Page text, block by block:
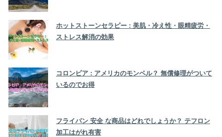
ホットストーンセラピー : 美肌・冷え性・眼精疲労・
ストレス解消の効果
コロンビア : アメリカのモンベル？ 無償修理がついて
いるのでお得
フライパン 安全 な商品はどれでしょうか？ テフロン
加工はがれ有害